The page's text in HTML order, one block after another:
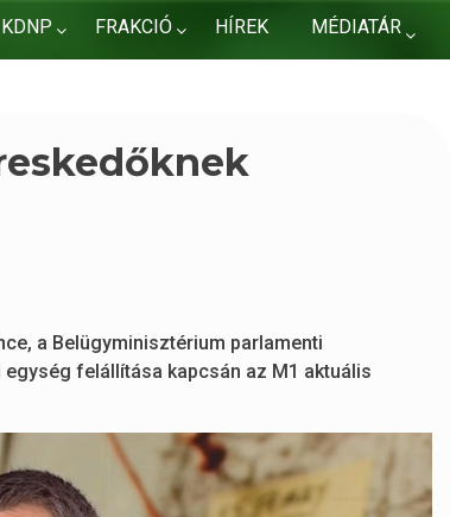
KDNP FRAKCIÓ HÍREK MÉDIATÁR
a Belügyminisztérium parlamenti
felállítása kapcsán az M1 aktuális